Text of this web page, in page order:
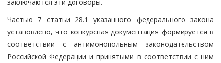
заключаются эти договоры.
Частью 7 статьи 28.1 указанного федерального закона
установлено, что конкурсная документация формируется в
соответствии с антимонопольным законодательством
Российской Федерации и принятыми в соответствии с ним